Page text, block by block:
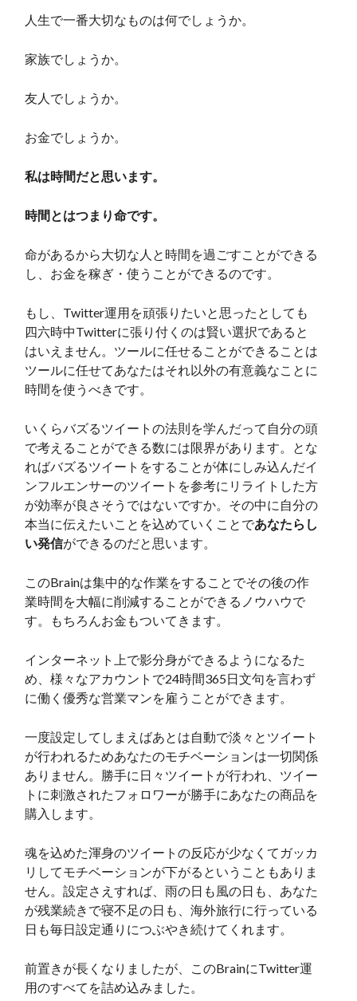
人生で一番大切なものは何でしょうか。
家族でしょうか。
友人でしょうか。
お金でしょうか。
私は時間だと思います。
時間とはつまり命です。
命があるから大切な人と時間を過ごすことができる
し、お金を稼ぎ・使うことができるのです。
もし、Twitter運用を頑張りたいと思ったとしても
四六時中Twitterに張り付くのは賢い選択であると
はいえません。ツールに任せることができることは
ツールに任せてあなたはそれ以外の有意義なことに
時間を使うべきです。
いくらバズるツイートの法則を学んだって自分の頭
で考えることができる数には限界があります。とな
ればバズるツイートをすることが体にしみ込んだイ
ンフルエンサーのツイートを参考にリライトした方
が効率が良さそうではないですか。その中に自分の
本当に伝えたいことを込めていくことであなたらし
い発信ができるのだと思います。
このBrainは集中的な作業をすることでその後の作
業時間を大幅に削減することができるノウハウで
す。もちろんお金もついてきます。
インターネット上で影分身ができるようになるた
め、様々なアカウントで24時間365日文句を言わず
に働く優秀な営業マンを雇うことができます。
一度設定してしまえばあとは自動で淡々とツイート
が行われるためあなたのモチベーションは一切関係
ありません。勝手に日々ツイートが行われ、ツイー
トに刺激されたフォロワーが勝手にあなたの商品を
購入します。
魂を込めた渾身のツイートの反応が少なくてガッカ
リしてモチベーションが下がるということもありま
せん。設定さえすれば、雨の日も風の日も、あなた
が残業続きで寝不足の日も、海外旅行に行っている
日も毎日設定通りにつぶやき続けてくれます。
前置きが長くなりましたが、このBrainにTwitter運
用のすべてを詰め込みました。